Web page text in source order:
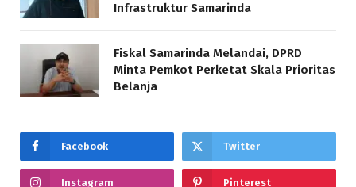
Infrastruktur Samarinda
Fiskal Samarinda Melandai, DPRD
Minta Pemkot Perketat Skala Prioritas
Belanja
Facebook Twitter
Instagram Pinterest